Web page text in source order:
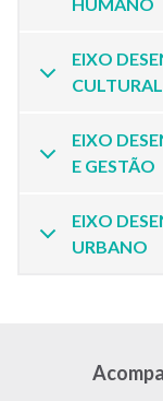
EIXO
CULTURAL
EIXO
E GESTÃO
EIXO
URBANO